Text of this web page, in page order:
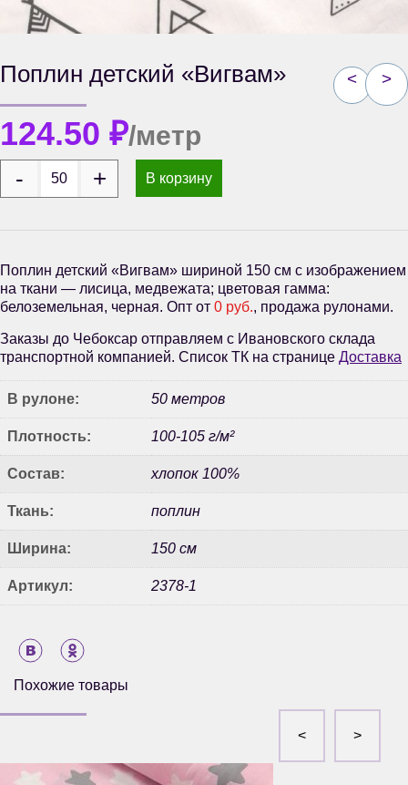
< >
Поплин детский «Вигвам»
124.50 ₽/метр
В корзину
Поплин детский «Вигвам» шириной 150 см с изображением
на ткани — лисица, медвежата; цветовая гамма:
белоземельная, черная. Опт от 0 руб., продажа рулонами.
Заказы до Чебоксар отправляем с Ивановского склада
транспортной компанией. Список ТК на странице Доставка
В рулоне: 50 метров
Плотность: 100-105 г/м²
Состав: хлопок 100%
Ткань: поплин
Ширина: 150 см
Артикул: 2378-1
Похожие товары